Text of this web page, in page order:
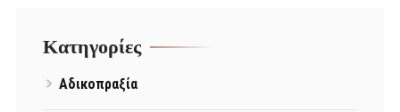
Kατηγορίες
Αδικοπραξία